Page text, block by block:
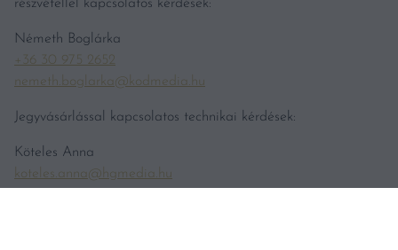
részvétellel kapcsolatos kérdések:
Németh Boglárka
+36 30 975 2652
nemeth.boglarka@kodmedia.hu
Jegyvásárlással kapcsolatos technikai kérdések:
Köteles Anna
koteles.anna@hgmedia.hu